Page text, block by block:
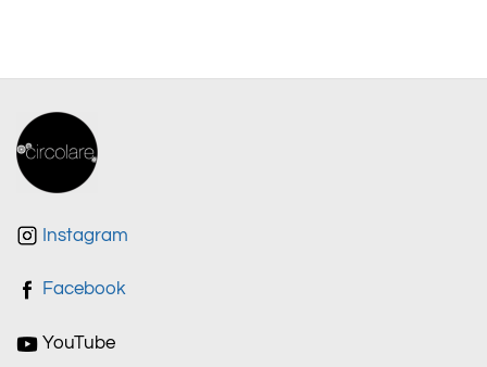
Instagram
Facebook
YouTube